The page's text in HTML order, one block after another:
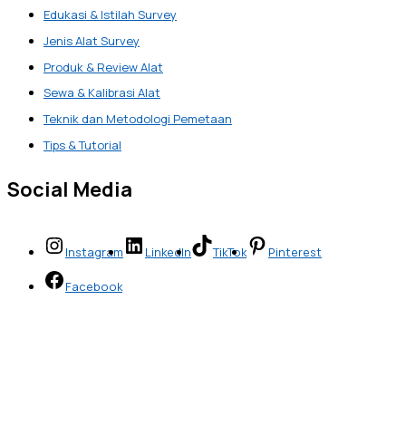
Edukasi & Istilah Survey
Jenis Alat Survey
Produk & Review Alat
Sewa & Kalibrasi Alat
Teknik dan Metodologi Pemetaan
Tips & Tutorial
Social Media
Instagram LinkedIn TikTok Pinterest
Facebook